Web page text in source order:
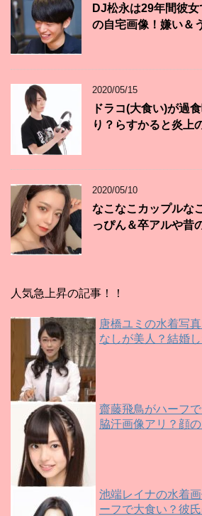
DJ松永は29年間彼
の自宅画像！嫌い＆
2020/05/15
ドラコ(大食い)が過
り？らすかると炎上
2020/05/10
なこなこカップルな
っぴん＆卒アルや昔
人気急上昇の記事！！
唐橋ユミの水着写
なしが美人？結婚し
齋藤飛鳥がハーフ
脇汗画像アリ？顔
池端レイナの水着
ーフで大食い？彼